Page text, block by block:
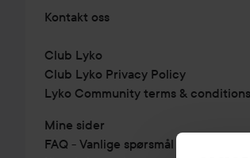
Kontakt oss
Club Lyko
Club Lyko Privacy Policy
Lyko Community terms & conditions
Mine sider
FAQ - Vanlige spørsmål & svar